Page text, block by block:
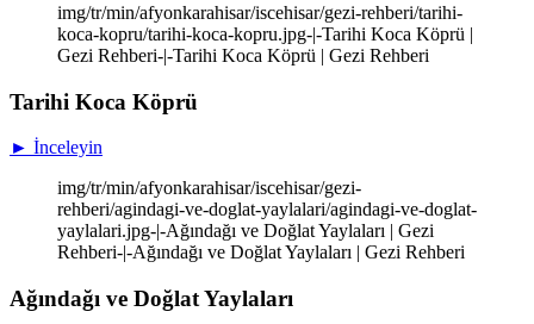
img/tr/min/afyonkarahisar/iscehisar/gezi-rehberi/tarihi-
koca-kopru/tarihi-koca-kopru.jpg-|-Tarihi Koca Köprü |
Gezi Rehberi-|-Tarihi Koca Köprü | Gezi Rehberi
Tarihi Koca Köprü
► İnceleyin
img/tr/min/afyonkarahisar/iscehisar/gezi-
rehberi/agindagi-ve-doglat-yaylalari/agindagi-ve-doglat-
yaylalari.jpg-|-Ağındağı ve Doğlat Yaylaları | Gezi
Rehberi-|-Ağındağı ve Doğlat Yaylaları | Gezi Rehberi
Ağındağı ve Doğlat Yaylaları